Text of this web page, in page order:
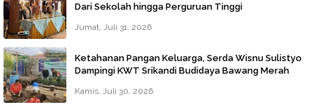
Dari Sekolah hingga Perguruan Tinggi
Jumat, Juli 31, 2026
Ketahanan Pangan Keluarga, Serda Wisnu Sulistyo
Dampingi KWT Srikandi Budidaya Bawang Merah
Kamis, Juli 30, 2026